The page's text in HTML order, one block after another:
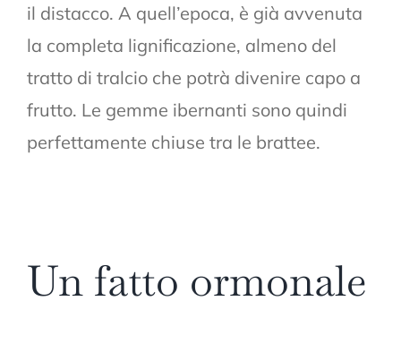
il distacco. A quell’epoca, è già avvenuta
la completa lignificazione, almeno del
tratto di tralcio che potrà divenire capo a
frutto. Le gemme ibernanti sono quindi
perfettamente chiuse tra le brattee.
Un fatto ormonale